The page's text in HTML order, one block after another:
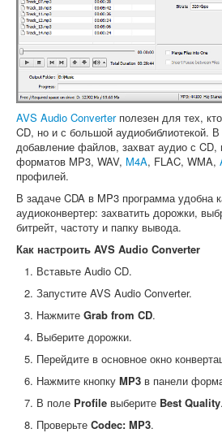
AVS Audio Converterполезен для тех,
CD, но и с большой аудиобиблиотекой.
добавление файлов, захват аудио с
форматов MP3, WAV, M4A, FLAC, WMA,
профилей.
В задаче CDA в MP3 программа удобна
аудиоконвертер: захватить дорожки,
битрейт, частоту и папку вывода.
Как настроить AVS Audio Converter
Вставьте Audio CD.
Запустите AVS Audio Converter.
Нажмите Grab from CD.
Выберите дорожки.
Перейдите в основное окно
Нажмите кнопку MP3 в панели
В поле Profile выберите Best Quality.
Проверьте Codec: MP3.